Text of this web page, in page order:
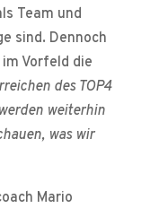
Team und
sind. Dennoch
Vorfeld die
des TOP4
weiterhin
was wir
Mario